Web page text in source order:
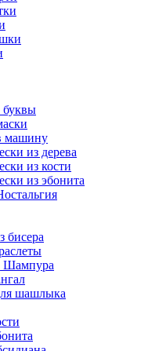
буквы
машину
из дерева
из кости
из эбонита
бисера
Шампура
шашлыка